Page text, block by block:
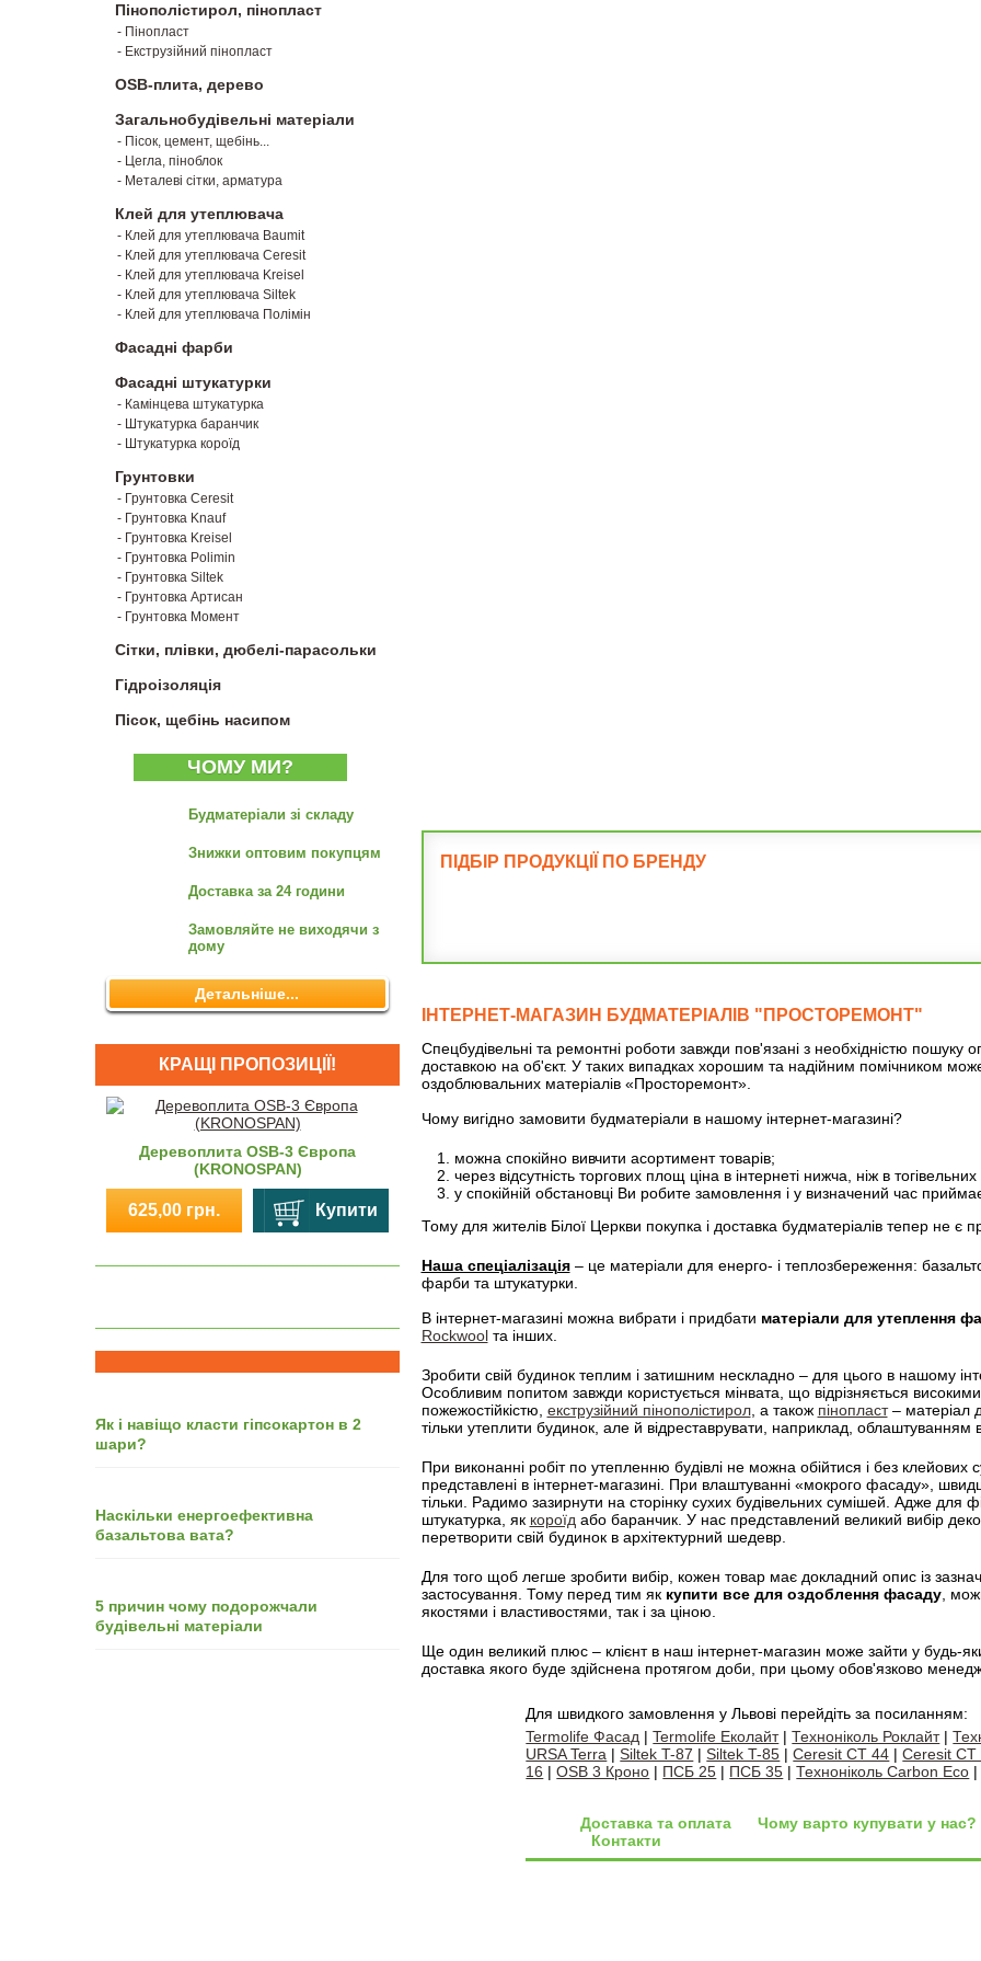
Пінополістирол, пінопласт
- Пінопласт
- Екструзійний пінопласт
OSB-плита, дерево
Загальнобудівельні матеріали
- Пісок, цемент, щебінь...
- Цегла, піноблок
- Металеві сітки, арматура
Клей для утеплювача
- Клей для утеплювача Baumit
- Клей для утеплювача Ceresit
- Клей для утеплювача Kreisel
- Клей для утеплювача Siltek
- Клей для утеплювача Полімін
Фасадні фарби
Фасадні штукатурки
- Камінцева штукатурка
- Штукатурка баранчик
- Штукатурка короїд
Грунтовки
- Грунтовка Ceresit
- Грунтовка Knauf
- Грунтовка Kreisel
- Грунтовка Polimin
- Грунтовка Siltek
- Грунтовка Артисан
- Грунтовка Момент
Сітки, плівки, дюбелі-парасольки
Гідроізоляція
Пісок, щебінь насипом
ЧОМУ МИ?
Будматеріали зі складу
Знижки оптовим покупцям
Доставка за 24 години
Замовляйте не виходячи з
дому
Детальніше...
КРАЩІ ПРОПОЗИЦІЇ!
Деревоплита OSB-3 Європа
(KRONOSPAN)
625,00 грн. Купити
607,00 грн. Купити 86,85 грн.
Як і навіщо класти гіпсокартон в 2
шари?
Наскільки енергоефективна
базальтова вата?
5 причин чому подорожчали
будівельні матеріали
ПІДБІР ПРОДУКЦІЇ ПО БРЕНДУ
ІНТЕРНЕТ-МАГАЗИН БУДМАТЕРІАЛІВ "ПРОСТОРЕМОНТ"
Спецбудівельні та ремонтні роботи завжди пов'язані з необхідністю
доставкою на об'єкт. У таких випадках хорошим та надійним помічником
оздоблювальних матеріалів «Просторемонт».
Чому вигідно замовити будматеріали в нашому інтернет-магазині?
можна спокійно вивчити асортимент товарів;
через відсутність торгових площ ціна в інтернеті нижча, ніж в
у спокійній обстановці Ви робите замовлення і у визначений час
Тому для жителів Білої Церкви покупка і доставка будматеріалів тепер не є
Наша спеціалізація– це матеріали для енерго- і теплозбереження:
фарби та штукатурки.
В інтернет-магазині можна вибрати і придбати матеріали для утеплення
Rockwoolта інших.
Зробити свій будинок теплим і затишним нескладно – для цього в нашому
Особливим попитом завжди користується мінвата, що відрізняється
пожежостійкістю, екструзійний пінополістирол, а також пінопласт– матеріал
тільки утеплити будинок, але й відреставрувати, наприклад,
При виконанні робіт по утепленню будівлі не можна обійтися і без
представлені в інтернет-магазині. При влаштуванні «мокрого фасаду»,
тільки. Радимо зазирнути на сторінку сухих будівельних сумішей. Адже для
штукатурка, як короїд або баранчик. У нас представлений великий вибір
перетворити свій будинок в архітектурний шедевр.
Для того щоб легше зробити вибір, кожен товар має докладний опис із
застосування. Тому перед тим як купити все для оздоблення фасаду,
якостями і властивостями, так і за ціною.
Ще один великий плюс – клієнт в наш інтернет-магазин може зайти у будь-
доставка якого буде здійснена протягом доби, при цьому обов'язково
Для швидкого замовлення у Львові перейдіть за посиланням:
Termolife Фасад |Termolife Еколайт|Техноніколь Роклайт|
URSA Terra |Siltek T-87 |Siltek T-85 |Ceresit CT 44 |Ceresit CT
16 |OSB 3 Кроно | ПСБ 25 | ПСБ 35 |Техноніколь Carbon Eco |
Доставка та оплата Чому варто купувати у нас?
Контакти